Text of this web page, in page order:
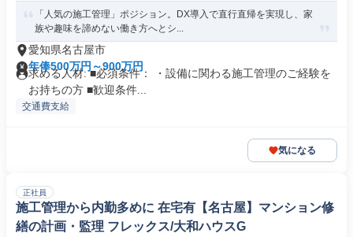
「人気の施工管理」ポジション。DX導入で直行直帰を実現し、家
族や趣味を諦めない働き方へとシ...
愛知県名古屋市
年俸500万円～900万円
求める人材: ■必須条件： ・設備に関わる施工管理のご経験を
お持ちの方 ■歓迎条件...
交通費支給
気になる
正社員
施工管理から内勤多めに 在宅有【名古屋】マンション修
繕の計画・監理 フレックス/大和ハウスG